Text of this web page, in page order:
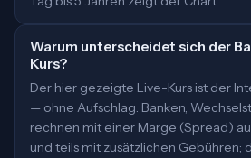
Warum unterscheidet sich der
Kurs?
Der hier gezeigte Live-Kurs ist der
— ohne Aufschlag. Banken,
rechnen mit einer Marge (Spread)
und teils mit zusätzlichen Gebühren;